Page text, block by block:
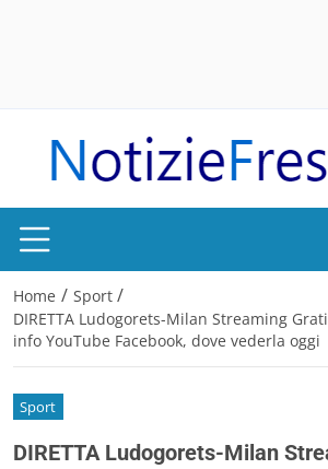
Home / Sport /
DIRETTA Ludogorets-Milan Streaming
info YouTube Facebook, dove vederla oggi
Sport
DIRETTA Ludogorets-Milan